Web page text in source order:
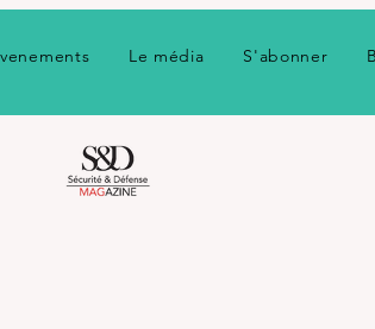
Le média S'abonner